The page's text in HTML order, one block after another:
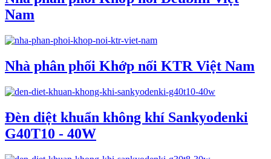
Nam
Nhà phân phối Khớp nối KTR Việt Nam
Đèn diệt khuẩn không khí Sankyodenki
G40T10 - 40W